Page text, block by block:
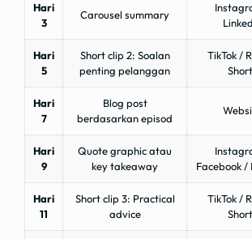
Hari
3
Carousel summary
Hari
5
Short clip 2: Soalan
penting pelanggan
TikTok /
Hari
7
Blog post
berdasarkan episod
Hari
9
Quote graphic atau
key takeaway
Facebook /
Hari
11
Short clip 3: Practical
advice
TikTok /